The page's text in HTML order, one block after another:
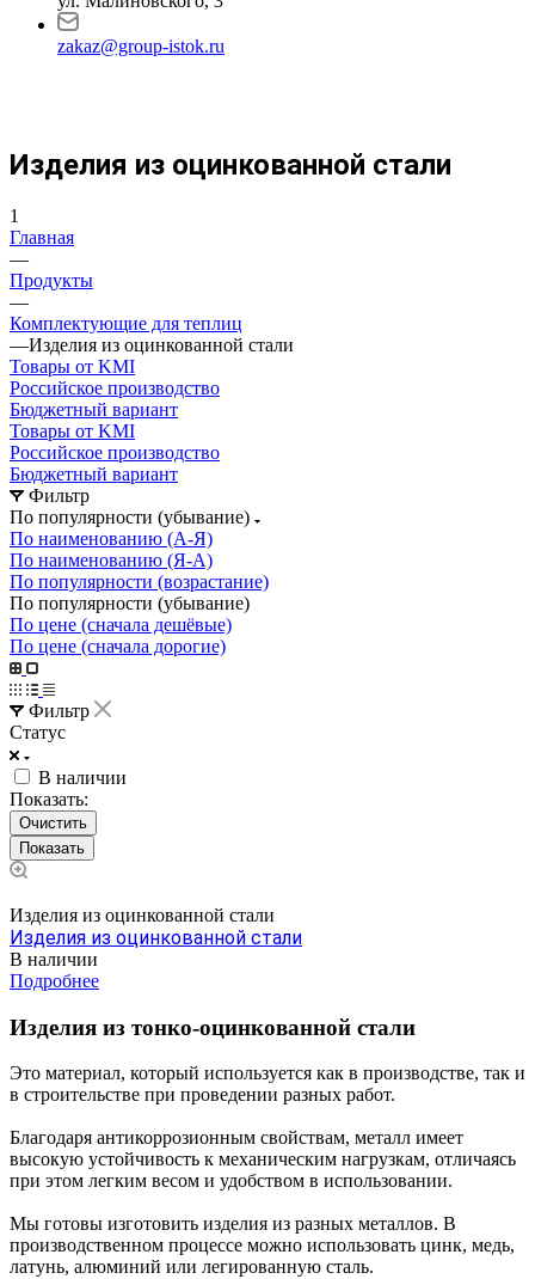
zakaz@group-istok.ru
Изделия из оцинкованной стали
1
Главная
—
Продукты
—
Комплектующие для теплиц
—Изделия из оцинкованной стали
Товары от KMI
Российское производство
Бюджетный вариант
Товары от KMI
Российское производство
Бюджетный вариант
Фильтр
По популярности (убывание)
По наименованию (А-Я)
По наименованию (Я-А)
По популярности (возрастание)
По популярности (убывание)
По цене (сначала дешёвые)
По цене (сначала дорогие)
Фильтр
Статус
В наличии
Показать:
Очистить
Изделия из оцинкованной стали
Изделия из оцинкованной стали
В наличии
Подробнее
Изделия из тонко-оцинкованной стали
Это материал, который используется как в производстве, так и
в строительстве при проведении разных работ.
Благодаря антикоррозионным свойствам, металл имеет
высокую устойчивость к механическим нагрузкам, отличаясь
при этом легким весом и удобством в использовании.
Мы готовы изготовить изделия из разных металлов. В
производственном процессе можно использовать цинк, медь,
латунь, алюминий или легированную сталь.